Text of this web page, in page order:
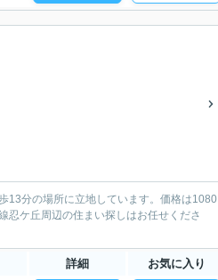
13分の場所に立地しています。価格は1080
忍ケ丘周辺の住まい探しはお任せくださ
詳細 お気に入り